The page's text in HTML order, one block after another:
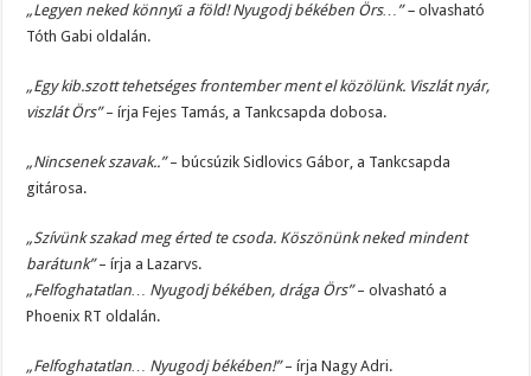
„Legyen neked könnyű a föld! Nyugodj békében Örs…” – olvasható
Tóth Gabi oldalán.
„Egy kib.szott tehetséges frontember ment el közölünk. Viszlát nyár,
viszlát Örs”– írja Fejes Tamás, a Tankcsapda dobosa.
„Nincsenek szavak..”– búcsúzik Sidlovics Gábor, a Tankcsapda
gitárosa.
„Szívünk szakad meg érted te csoda. Köszönünk neked mindent
barátunk”– írja a Lazarvs.
„Felfoghatatlan… Nyugodj békében, drága Örs”– olvasható a
Phoenix RT oldalán.
„Felfoghatatlan… Nyugodj békében!”– írja Nagy Adri.